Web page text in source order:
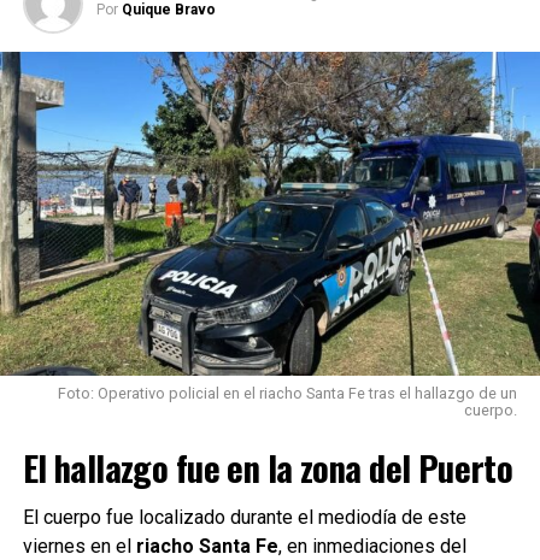
y tiene entre 250 y 300 kilos de peso», explicó Polettí.
Y agregó: «Por eso fue derivada desde el Sayago a este
hospital de tercer nivel, y desde la Sala de Emergencia a
Terapia Intensiva».
Fuente: LT9
TEMAS RELACIONADOS:
Apostó 40 pesos en el casino y sacó un pozo de cuatro
millones
NO TE PIERDAS
Realizaron varios procedimientos con secuestros por
Por Quique Bravo
Foto: Operativo policial en el riacho Santa Fe tras el hallazgo de un
cuerpo.
El hallazgo fue en la zona del Puerto
El cuerpo fue localizado durante el mediodía de este
viernes en el riacho Santa Fe, en inmediaciones del